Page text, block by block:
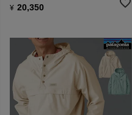
¥ 20,350